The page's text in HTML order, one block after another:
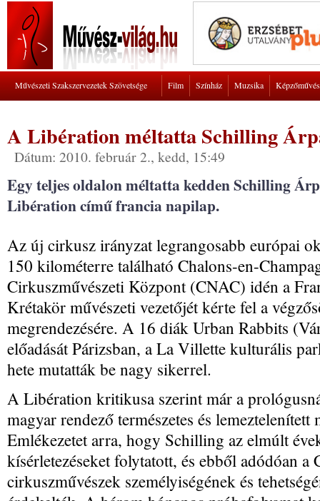
Művészeti Szakszervezetek Szövetsége Film Színház Muzsika
A Libération méltatta Schilling
Dátum: 2010. február 2., kedd, 15:49
Egy teljes oldalon méltatta kedden Schilling
Libération című francia napilap.
Az új cirkusz irányzat legrangosabb európai
150 kilométerre található Chalons-en-
Cirkuszművészeti Központ (CNAC) idén a
Krétakör művészeti vezetőjét kérte fel a
megrendezésére. A 16 diák Urban Rabbits
előadását Párizsban, a La Villette kulturális
hete mutatták be nagy sikerrel.
A Libération kritikusa szerint már a
magyar rendező természetes és lemeztelenített
Emlékezetet arra, hogy Schilling az elmúlt
kísérletezéseket folytatott, és ebből adódóan a
cirkuszművészek személyiségének és